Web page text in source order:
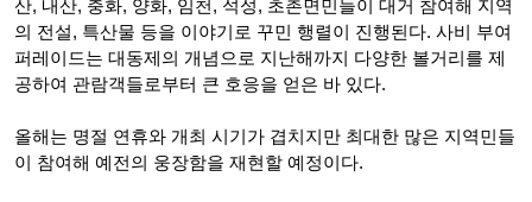
산, 내산, 충화, 양화, 임천, 석성, 초촌면민들이 대거 참여해 지역
의 전설, 특산물 등을 이야기로 꾸민 행렬이 진행된다. 사비 부여
퍼레이드는 대동제의 개념으로 지난해까지 다양한 볼거리를 제
공하여 관람객들로부터 큰 호응을 얻은 바 있다.
올해는 명절 연휴와 개최 시기가 겹치지만 최대한 많은 지역민들
이 참여해 예전의 웅장함을 재현할 예정이다.